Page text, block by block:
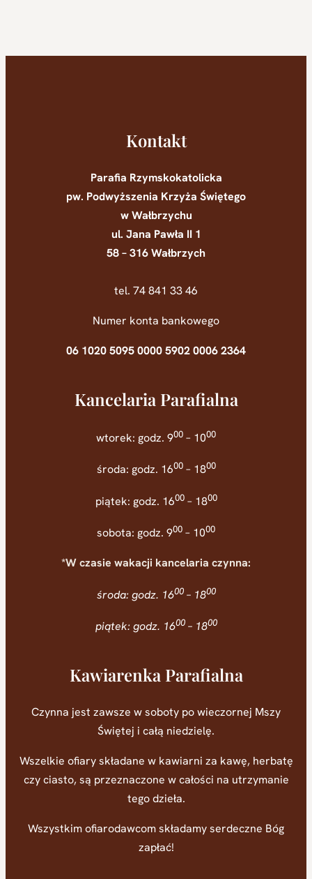
Kontakt
Parafia Rzymskokatolicka
pw. Podwyższenia Krzyża Świętego
w Wałbrzychu
ul. Jana Pawła II 1
58 – 316 Wałbrzych
tel. 74 841 33 46
Numer konta bankowego
06 1020 5095 0000 5902 0006 2364
Kancelaria Parafialna
wtorek: godz. 900 – 1000
środa: godz. 1600– 1800
piątek: godz. 1600– 1800
sobota: godz. 900 – 1000
*W czasie wakacji kancelaria czynna:
środa: godz. 1600– 1800
piątek: godz. 1600– 1800
Kawiarenka Parafialna
Czynna jest zawsze w soboty po wieczornej Mszy
Świętej i całą niedzielę.
Wszelkie ofiary składane w kawiarni za kawę, herbatę
czy ciasto, są przeznaczone w całości na utrzymanie
tego dzieła.
Wszystkim ofiarodawcom składamy serdeczne Bóg
zapłać!